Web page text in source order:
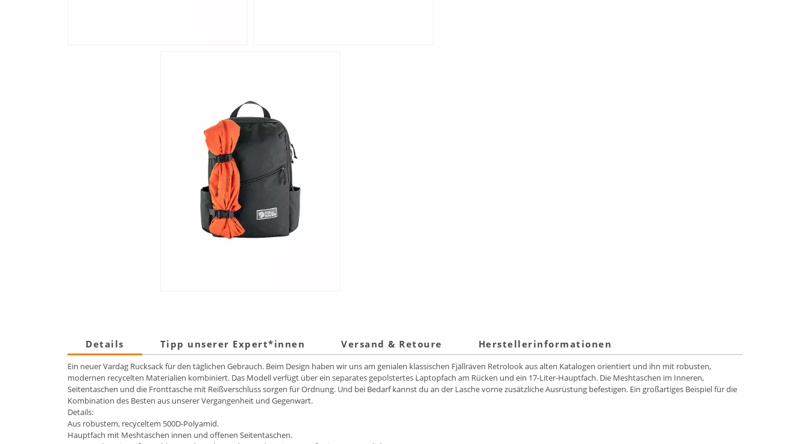
Details Tipp unserer Expert*innen Versand & Retoure Herstellerinformationen
Ein neuer Vardag Rucksack für den täglichen Gebrauch. Beim Design haben wir uns am genialen klassischen Fjällräven Retrolook aus alten Katalogen orientiert und ihn mit robusten,
modernen recycelten Materialien kombiniert. Das Modell verfügt über ein separates gepolstertes Laptopfach am Rücken und ein 17-Liter-Hauptfach. Die Meshtaschen im Inneren,
Seitentaschen und die Fronttasche mit Reißverschluss sorgen für Ordnung. Und bei Bedarf kannst du an der Lasche vorne zusätzliche Ausrüstung befestigen. Ein großartiges Beispiel für die
Kombination des Besten aus unserer Vergangenheit und Gegenwart.
Details:
Aus robustem, recyceltem 500D-Polyamid.
Hauptfach mit Meshtaschen innen und offenen Seitentaschen.